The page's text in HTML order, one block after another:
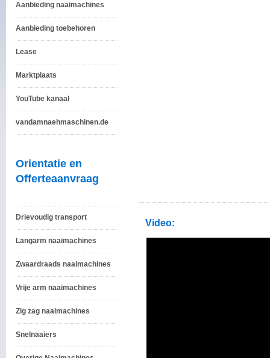
Aanbieding naaimachines
Aanbieding toebehoren
Lease
Marktplaats
YouTube kanaal
vandamnaehmaschinen.de
Orientatie en
Offerteaanvraag
Drievoudig transport
Langarm naaimachines
Zwaardraads naaimachines
Vrije arm naaimachines
Zig zag naaimachines
Snelnaaiers
Video: